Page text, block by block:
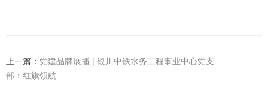
上一篇： 党建品牌展播 | 银川中铁水务工程事业中心党支
部：红旗领航